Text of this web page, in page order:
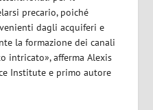
precario, poiché
dagli acquiferi e
la formazione dei canali
intricato», afferma Alexis
Institute e primo autore